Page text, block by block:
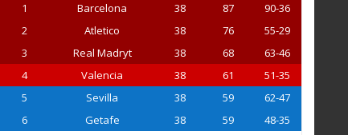
1
Barcelona 38 87
90-36
2
Atletico 38 76
55-29
3
Real Madryt 38 68
63-46
4
Valencia 38 61
51-35
5
Sevilla 38 59
62-47
6
Getafe 38 59
48-35